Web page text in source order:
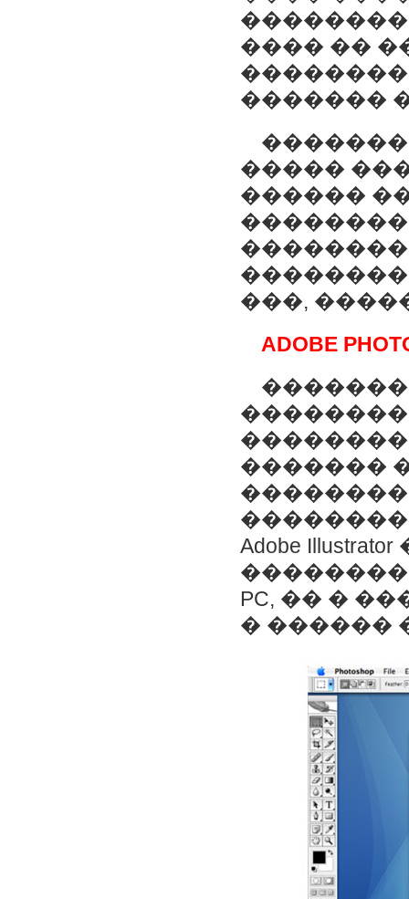
���� ��
�������
�����
������
���,
ADOBE
�������
���������
Adobe
PC, �� �
� ������